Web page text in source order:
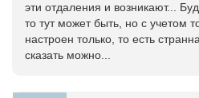
эти отдаления и возникают...
то тут может быть, но с учетом
настроен только, то есть
сказать можно...